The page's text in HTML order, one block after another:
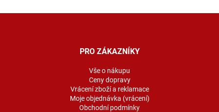
PRO ZÁKAZNÍKY
Vše o nákupu
Ceny dopravy
Vrácení zboží a reklamace
Moje objednávka (vrácení)
Obchodní podmínky